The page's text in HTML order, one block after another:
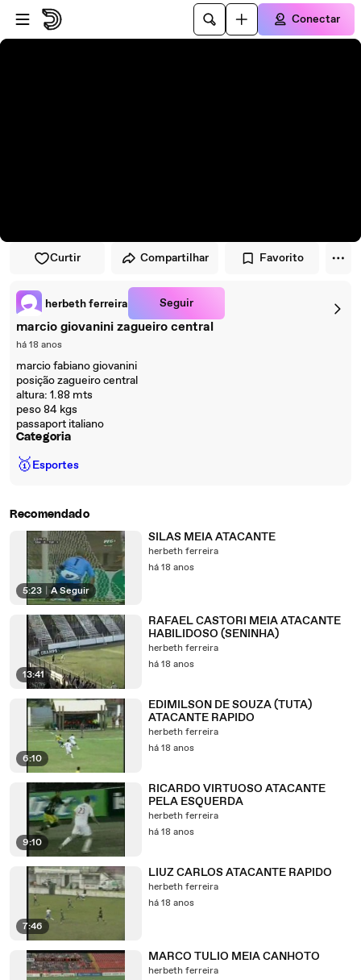
Pular para o player
Ir para o conteúdo principal
Conectar
Curtir Compartilhar Favorito
herbeth ferreira Seguir
marcio giovanini zagueiro central
há 18 anos
marcio fabiano giovanini
posição zagueiro central
altura: 1.88 mts
peso 84 kgs
passaport italiano
Categoria
🥇Esportes
Recomendado
5:23 A Seguir
SILAS MEIA ATACANTE
herbeth ferreira
há 18 anos
13:41
RAFAEL CASTORI MEIA ATACANTE
HABILIDOSO (SENINHA)
herbeth ferreira
há 18 anos
6:10
EDIMILSON DE SOUZA (TUTA)
ATACANTE RAPIDO
herbeth ferreira
há 18 anos
9:10
RICARDO VIRTUOSO ATACANTE
PELA ESQUERDA
herbeth ferreira
há 18 anos
7:46
LIUZ CARLOS ATACANTE RAPIDO
herbeth ferreira
há 18 anos
MARCO TULIO MEIA CANHOTO
herbeth ferreira